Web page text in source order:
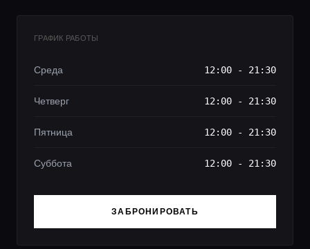
ГРАФИК РАБОТЫ
Среда 12:00 - 21:30
Четверг 12:00 - 21:30
Пятница 12:00 - 21:30
Суббота 12:00 - 21:30
ЗАБРОНИРОВАТЬ